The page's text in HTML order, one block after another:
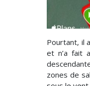
Pourtant, il
et n’a fait
zones de